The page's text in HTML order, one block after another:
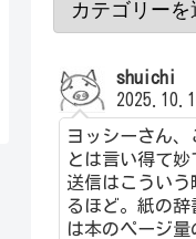
shuichi
ヨッシーさん、
とは言い得て
送信はこうい
るほど。紙の
は本のページ